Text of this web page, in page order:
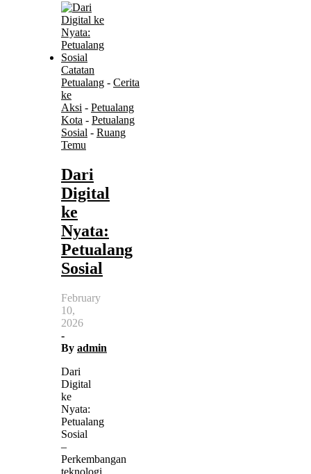
Catatan
Petualang - Cerita
ke
Aksi - Petualang
Kota - Petualang
Sosial - Ruang
Temu
Dari
Digital
ke
Nyata:
Petualang
Sosial
February
10,
2026
-
By admin
Dari
Digital
ke
Nyata:
Petualang
Sosial
–
Perkembangan
teknologi